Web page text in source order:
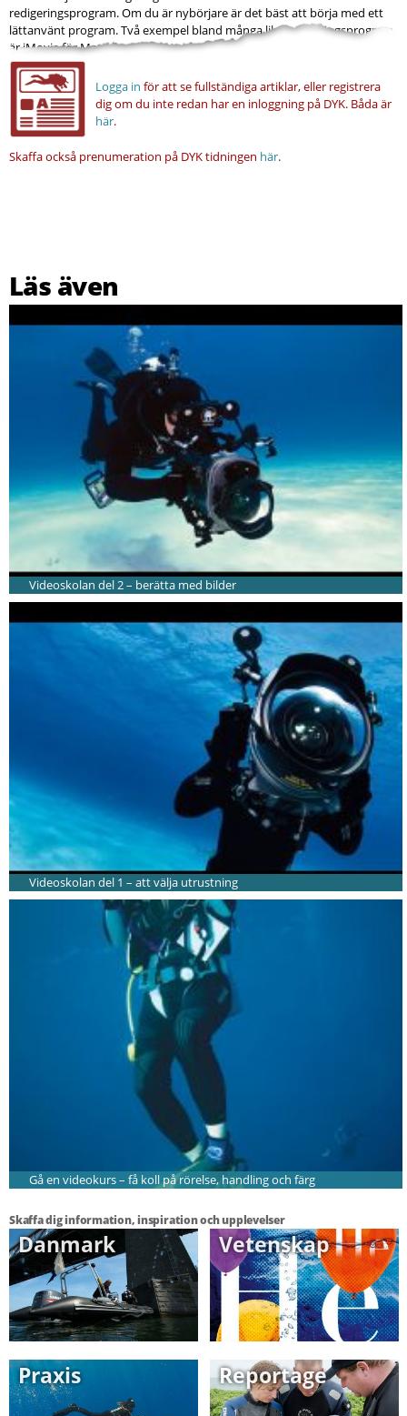
redigeringsprogram. Om du är nybörjare är det bäst att börja med ett
lättanvänt program. Två exempel bland många lika redigeringsprogram
är iMovie för Mac eller gratisprogrammet Movie Maker för PC. De...
Logga in för att se fullständiga artiklar, eller registrera
dig om du inte redan har en inloggning på DYK. Båda är
här.
Skaffa också prenumeration på DYK tidningen här.
Läs även
Videoskolan del 2 – berätta med bilder
Videoskolan del 1 – att välja utrustning
Gå en videokurs – få koll på rörelse, handling och färg
Skaffa dig information, inspiration och upplevelser
Danmark Vetenskap
Praxis Reportage